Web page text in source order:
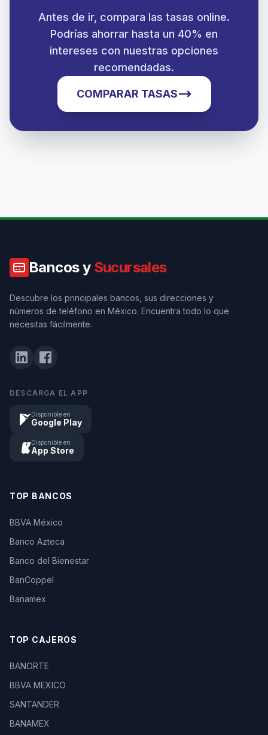
Antes de ir, compara las tasas online.
Podrías ahorrar hasta un 40% en
intereses con nuestras opciones
recomendadas.
COMPARAR TASAS
Bancos y Sucursales
Descubre los principales bancos, sus direcciones y
números de teléfono en México. Encuentra todo lo que
necesitas fácilmente.
DESCARGA EL APP
Disponible en
Google Play
Disponible en
App Store
TOP BANCOS
BBVA México
Banco Azteca
Banco del Bienestar
BanCoppel
Banamex
TOP CAJEROS
BANORTE
BBVA MEXICO
SANTANDER
BANAMEX